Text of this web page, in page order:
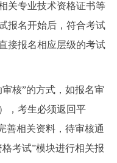
关专业技术资格证书等
报名开始后，符合考试
接报名相应层级的考试
审核”的方式，如报名审
，考生必须返回平
善相关资料，待审核通
考试”模块进行相关报